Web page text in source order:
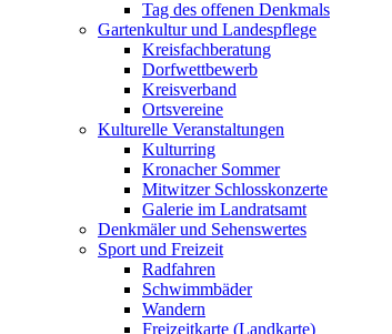
Tag des offenen Denkmals
Gartenkultur und Landespflege
Kreisfachberatung
Dorfwettbewerb
Kreisverband
Ortsvereine
Kulturelle Veranstaltungen
Kulturring
Kronacher Sommer
Mitwitzer Schlosskonzerte
Galerie im Landratsamt
Denkmäler und Sehenswertes
Sport und Freizeit
Radfahren
Schwimmbäder
Wandern
Freizeitkarte (Landkarte)